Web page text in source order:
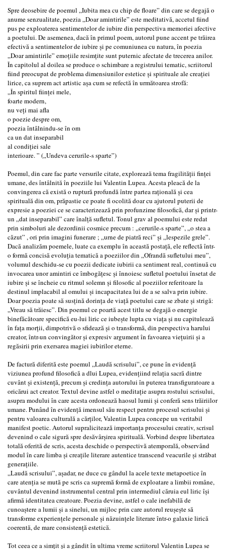
Spre deosebire de poemul „Iubita mea cu chip de floare” din care se degajă o
anume senzualitate, poezia „Doar amintirile” este meditativă, accetul fiind
pus pe exploaterea sentimentelor de iubire din perspectiva memoriei afective
a poetului. De asemenea, dacă în primul poem, autorul pune accent pe trăirea
efectivă a sentimentelor de iubire și pe comuniunea cu natura, în poezia
„Doar amintirile” emoțiile resimțite sunt puternic afectate de trecerea anilor.
În capitolul al doilea se produce o schimbare a registrului tematic, scriitorul
fiind preocupat de problema dimensiunilor estetice și spirituale ale creației
lirice, ca suprem act artistic așa cum se refectă în următoarea strofă:
„În spiritul ființei mele,
foarte modern,
nu veți mai afla
o poezie despre om,
poezia întâlnindu-se în om
ca un dat inseparabil
al condiției sale
interioare. ” („Undeva cerurile-s sparte”)
Poemul, din care fac parte versurile citate, explorează tema fragilității finței
umane, des întâlnită în poeziile lui Valentin Lupea. Acesta pleacă de la
convingerea că există o ruptură profundă între partea rațională și cea
spirituală din om, prăpastie ce poate fi ocolită doar cu ajutorul puterii de
expresie a poeziei ce se caracterizează prin profunzime filosofică, dar și printr-
un „dat inseparabil” care înalță sufletul. Tonul grav al poemului este redat
prin simboluri ale dezordinii cosmice precum : „cerurile-s sparte”, „o stea a
căzut” , ori prin imagini funerare ; „urne de piatră reci” și „lespezile grele”.
Dacă analizăm poemele, luate ca exemplu în această postață, ele reflectă într-
o formă concisă evoluția tematică a poeziilor din „Ofrandă sufletului meu”,
volumul deschidu-se cu poezii dedicate iubirii ca sentiment real, continuă cu
invocarea unor amintiri ce îmbogățesc și înnoiesc sufletul poetului însetat de
iubire și se încheie cu ritmul solemn și filosofic al poeziilor referitoare la
destinul implacabil al omului și incapacitatea lui de a se salva prin iubire.
Doar poezia poate să susțină dorința de viață poetului care se zbate și strigă:
„Vreau să trăiesc”. Din poemul ce poartă acest titlu se degajă o energie
binefăcătoare specifică eu-lui liric ce iubește lupta cu viața și nu capitulează
în fața morții, dimpotrivă o sfidează și o transformă, din perspectiva harului
creator, într-un convingător și expresiv argument în favoarea viețuirii și a
regăsirii prin exersarea magiei iubirilor eterne.
De factură diferită este poemul „Laudă scrisului”, ce pune în evidență
viziunea profund filosofică a dlui Lupea, evidențiind relația sacră dintre
cuvânt și existență, precum și credința autorului în puterea transfiguratoare a
oricărui act creator. Textul devine astfel o meditație asupra rostului scrisului,
asupra modului în care acesta ordonează haosul lumii și conferă sens trăiriilor
umane. Punând în evidență imensul său respect pentru procesul scrisului și
pentru valoarea culturală a cărților, Valentin Lupea concepe un veritabil
manifest poetic. Autorul supralicitează importanța procesului creativ, scrisul
devenind o cale sigură spre desăvârșirea spirituală. Vorbind despre libertatea
totală oferită de scris, acesta deschide o perspectivă atemporală, observând
modul în care limba și creațile literare autentice transcend veacurile și străbat
generațiile.
„Laudă scrisului”, așadar, ne duce cu gândul la acele texte metapoetice în
care atenția se mută pe scris ca supremă formă de exploatare a limbii române,
cuvântul devenind instrumentul central prin intermediul căruia eul liric își
afirmă identitatea creatoare. Poezia devine, astfel o cale inefabilă de
cunoaștere a lumii și a sinelui, un mijloc prin care autorul reușește să
transforme experiențele personale și năzuințele literare într-o galaxie lirică
coerentă, de mare consistență estetică.
Tot ceea ce a simțit și a gândit în ultima vreme scriitorul Valentin Lupea se